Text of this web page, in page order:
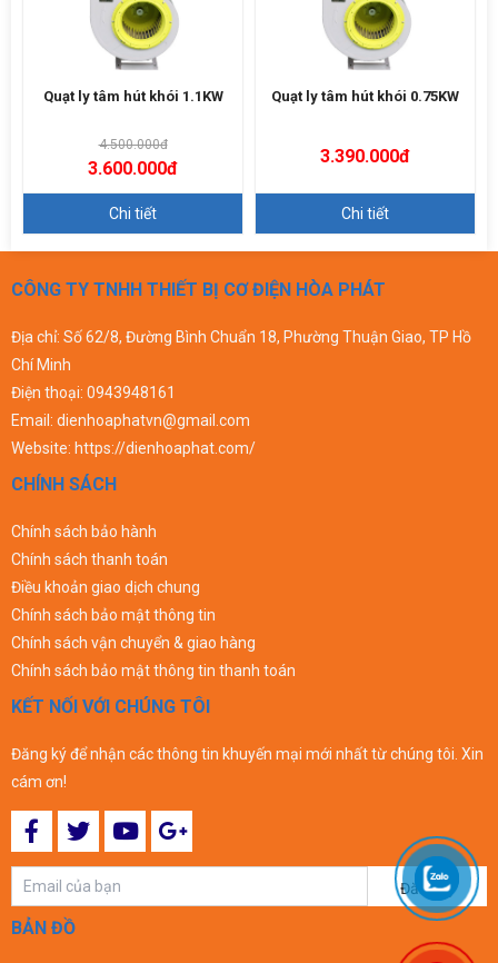
Quạt ly tâm hút khói 1.1KW
4.500.000đ
3.600.000đ
Chi tiết
Quạt ly tâm hút khói 0.75KW
3.390.000đ
Chi tiết
CÔNG TY TNHH THIẾT BỊ CƠ ĐIỆN HÒA PHÁT
Địa chỉ: Số 62/8, Đường Bình Chuẩn 18, Phường Thuận Giao, TP Hồ
Chí Minh
Điện thoại: 0943948161
Email: dienhoaphatvn@gmail.com
Website: https://dienhoaphat.com/
CHÍNH SÁCH
Chính sách bảo hành
Chính sách thanh toán
Điều khoản giao dịch chung
Chính sách bảo mật thông tin
Chính sách vận chuyển & giao hàng
Chính sách bảo mật thông tin thanh toán
KẾT NỐI VỚI CHÚNG TÔI
Đăng ký để nhận các thông tin khuyến mại mới nhất từ chúng tôi. Xin
cám ơn!
Đăng ký
BẢN ĐỒ